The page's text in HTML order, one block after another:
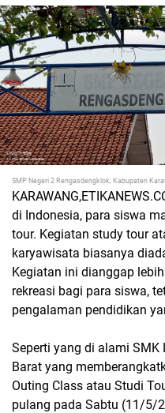
SMP Negeri 2 Rengasdengklok, Kabupaten
di Indonesia, para siswa
tour. Kegiatan study tour
karyawisata biasanya
Kegiatan ini dianggap
rekreasi bagi para siswa,
pengalaman pendidikan
Seperti yang di alami SMK
Barat yang
Outing Class atau Studi
pulang pada Sabtu (11/5/